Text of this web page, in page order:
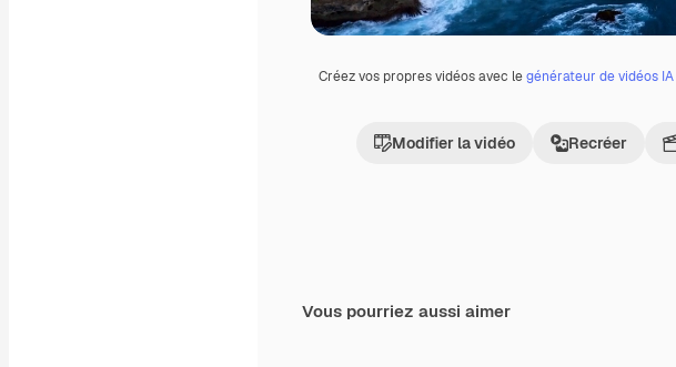
Créez vos propres vidéos avec legénérateur de vidéos IA
Modifier la vidéo Recréer
Vous pourriez aussi aimer